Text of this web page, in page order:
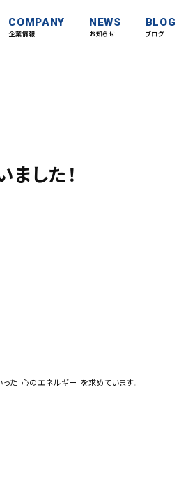
COMPANY
企業情報
NEWS
お知らせ
BLOG
ブログ
した！
た「心のエネルギー」を求めています。